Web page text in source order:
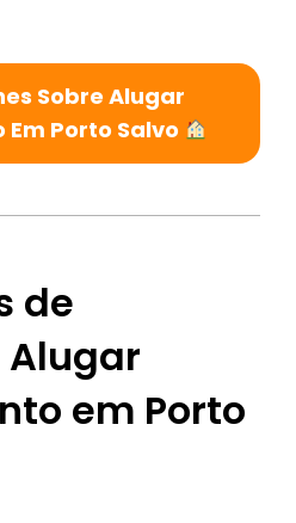
Sobre Alugar
Porto Salvo
de
em Porto